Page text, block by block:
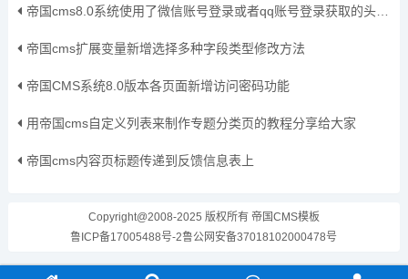
帝国cms8.0系统使用了微信账号登录或者qq账号登录获取的头像保存到本地方法
帝国cms扩展变量新增选择多种字段类型修改方法
帝国CMS系统8.0版本各页面新增访问密码功能
用帝国cms自定义列表来制作专题分类页的教程分享给大家
帝国cms内容页标题传递到反馈信息表上
Copyright@2008-2025 版权所有 帝国CMS模板
鲁ICP备17005488号-2鲁公网安备37018102000478号